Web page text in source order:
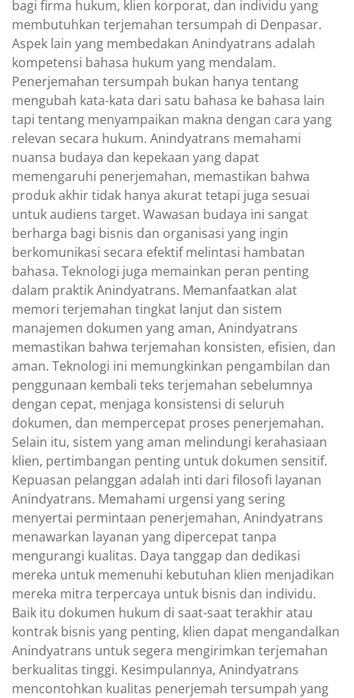
bagi firma hukum, klien korporat, dan individu yang
membutuhkan terjemahan tersumpah di Denpasar.
Aspek lain yang membedakan Anindyatrans adalah
kompetensi bahasa hukum yang mendalam.
Penerjemahan tersumpah bukan hanya tentang
mengubah kata-kata dari satu bahasa ke bahasa lain
tapi tentang menyampaikan makna dengan cara yang
relevan secara hukum. Anindyatrans memahami
nuansa budaya dan kepekaan yang dapat
memengaruhi penerjemahan, memastikan bahwa
produk akhir tidak hanya akurat tetapi juga sesuai
untuk audiens target. Wawasan budaya ini sangat
berharga bagi bisnis dan organisasi yang ingin
berkomunikasi secara efektif melintasi hambatan
bahasa. Teknologi juga memainkan peran penting
dalam praktik Anindyatrans. Memanfaatkan alat
memori terjemahan tingkat lanjut dan sistem
manajemen dokumen yang aman, Anindyatrans
memastikan bahwa terjemahan konsisten, efisien, dan
aman. Teknologi ini memungkinkan pengambilan dan
penggunaan kembali teks terjemahan sebelumnya
dengan cepat, menjaga konsistensi di seluruh
dokumen, dan mempercepat proses penerjemahan.
Selain itu, sistem yang aman melindungi kerahasiaan
klien, pertimbangan penting untuk dokumen sensitif.
Kepuasan pelanggan adalah inti dari filosofi layanan
Anindyatrans. Memahami urgensi yang sering
menyertai permintaan penerjemahan, Anindyatrans
menawarkan layanan yang dipercepat tanpa
mengurangi kualitas. Daya tanggap dan dedikasi
mereka untuk memenuhi kebutuhan klien menjadikan
mereka mitra terpercaya untuk bisnis dan individu.
Baik itu dokumen hukum di saat-saat terakhir atau
kontrak bisnis yang penting, klien dapat mengandalkan
Anindyatrans untuk segera mengirimkan terjemahan
berkualitas tinggi. Kesimpulannya, Anindyatrans
mencontohkan kualitas penerjemah tersumpah yang